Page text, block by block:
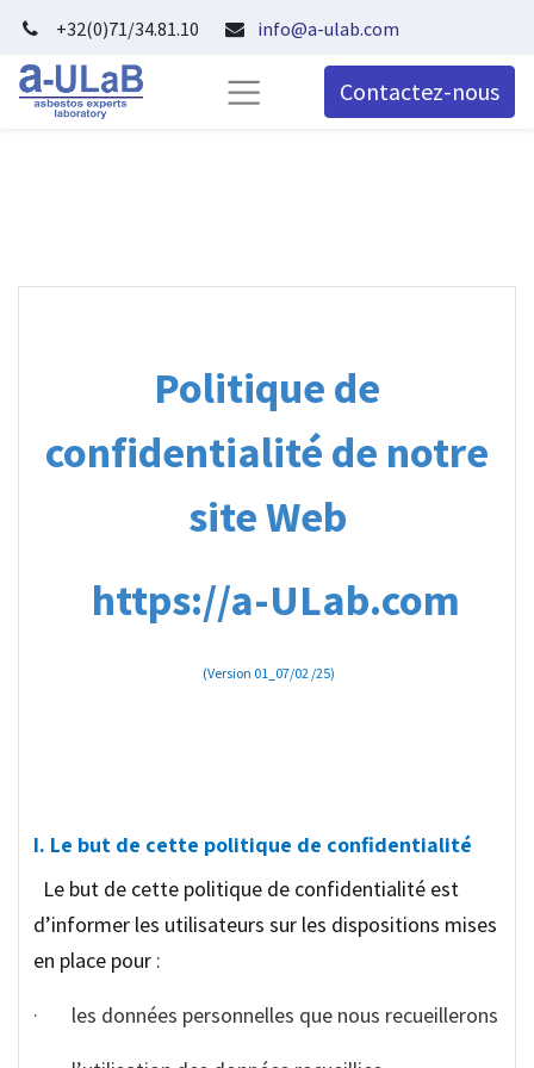
+32(0)71/34.81.10 info@a-ulab.com
Contactez-nous
Politique de
confidentialité de notre
site Web
https://a-ULab.com
(Version 01_07/02 /25)
I. Le but de cette politique de confidentialité
Le but de cette politique de confidentialité est
d’informer les utilisateurs sur les dispositions mises
en place pour :
· les données personnelles que nous recueillerons